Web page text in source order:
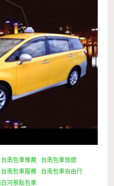
台南包車推薦
台南包車旅遊
台南包車服務
台南包車自由行
白河景點包車